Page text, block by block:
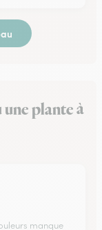
plante à
manque